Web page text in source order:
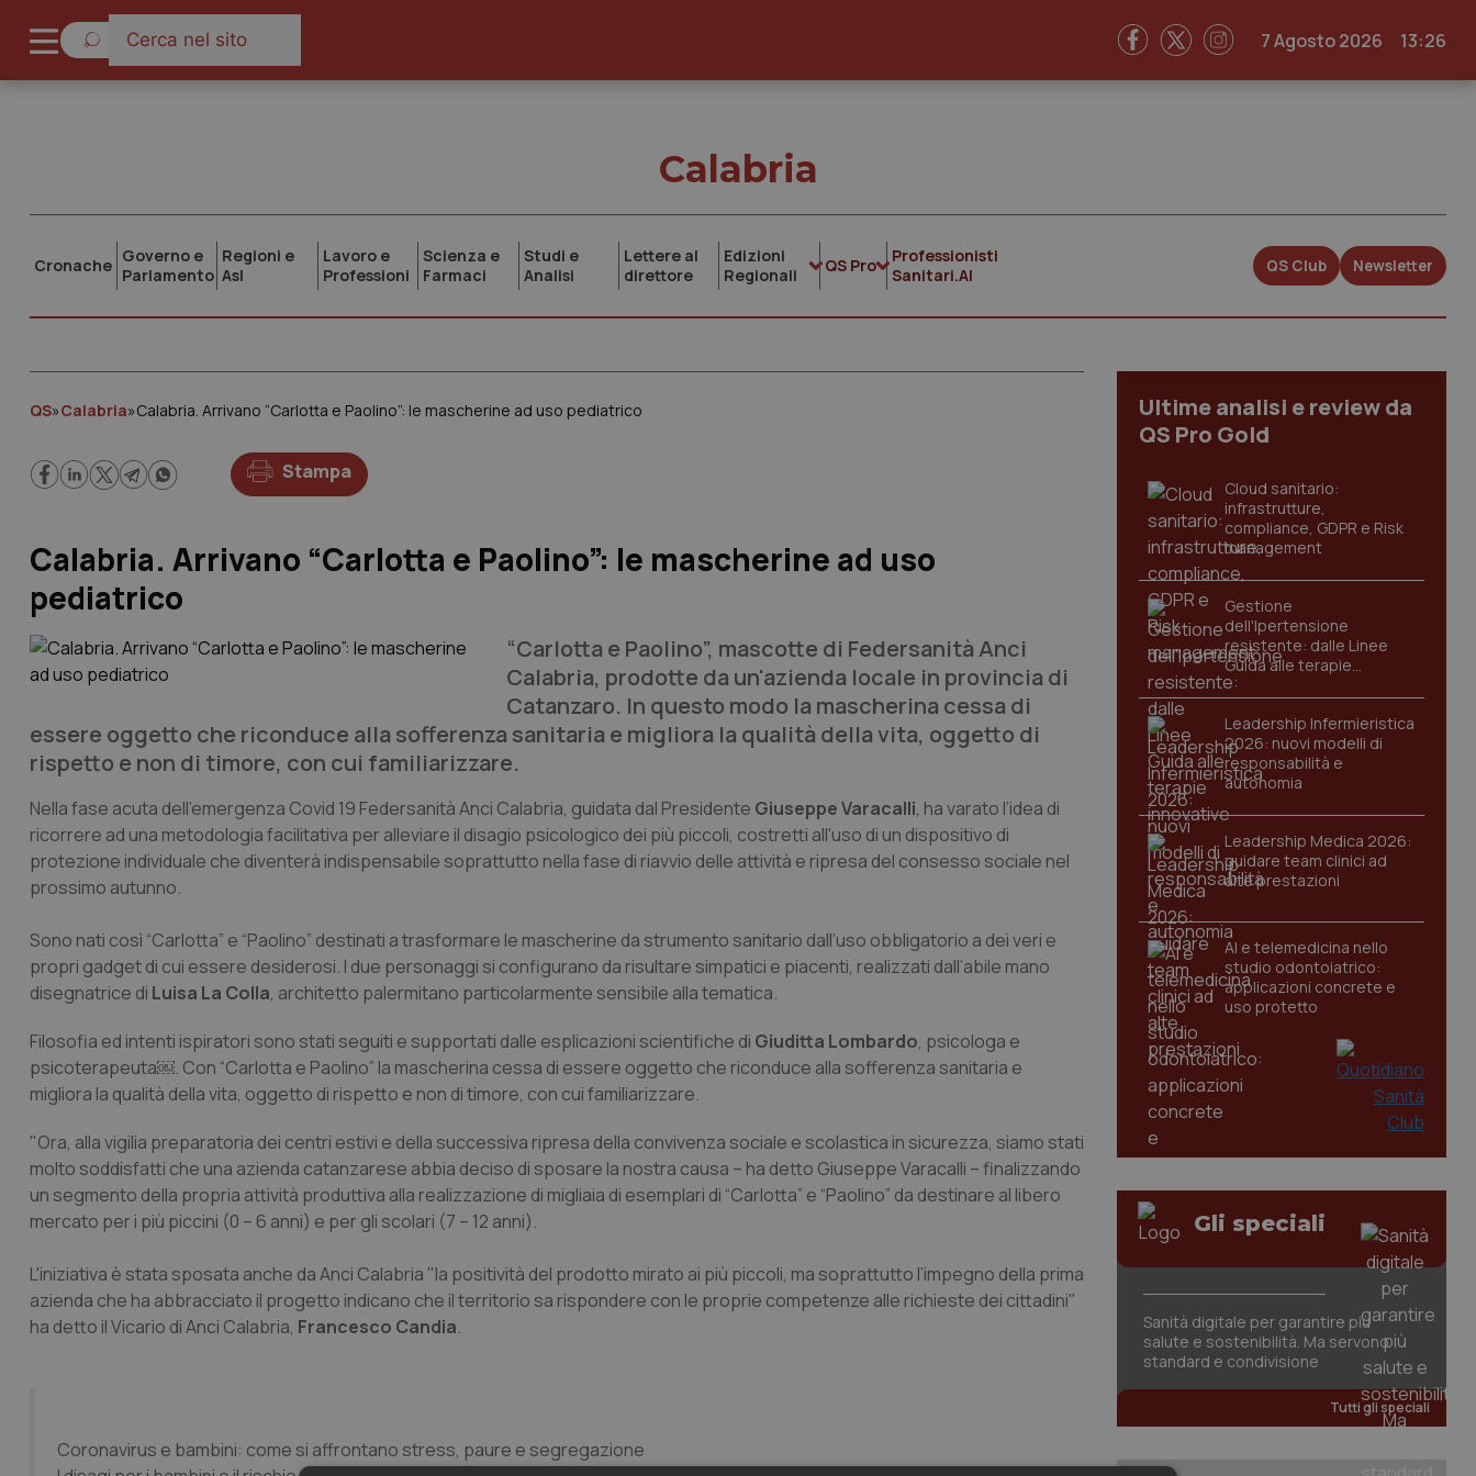
7 Agosto 2026 13:26
Calabria
Cronache Governo e
Parlamento
Regioni e
Asl
Lavoro e
Professioni
Scienza e
Farmaci
Studi e
Analisi
Lettere al
direttore
Edizioni
Regionali
QS Pro
Professionisti
Sanitari.AI
QS Club Newsletter
QS»Calabria»Calabria. Arrivano “Carlotta e Paolino”: le mascherine ad uso pediatrico
Stampa
Calabria. Arrivano “Carlotta e Paolino”: le mascherine ad uso
pediatrico
“Carlotta e Paolino”, mascotte di Federsanità Anci
Calabria, prodotte da un'azienda locale in provincia di
Catanzaro. In questo modo la mascherina cessa di
essere oggetto che riconduce alla sofferenza sanitaria e migliora la qualità della vita, oggetto di
rispetto e non di timore, con cui familiarizzare.
Nella fase acuta dell’emergenza Covid 19 Federsanità Anci Calabria, guidata dal Presidente Giuseppe Varacalli, ha varato l’idea di
ricorrere ad una metodologia facilitativa per alleviare il disagio psicologico dei più piccoli, costretti all'uso di un dispositivo di
protezione individuale che diventerà indispensabile soprattutto nella fase di riavvio delle attività e ripresa del consesso sociale nel
prossimo autunno.
Sono nati così “Carlotta” e “Paolino” destinati a trasformare le mascherine da strumento sanitario dall’uso obbligatorio a dei veri e
propri gadget di cui essere desiderosi. I due personaggi si configurano da risultare simpatici e piacenti, realizzati dall’abile mano
disegnatrice di Luisa La Colla, architetto palermitano particolarmente sensibile alla tematica.
Filosofia ed intenti ispiratori sono stati seguiti e supportati dalle esplicazioni scientifiche di Giuditta Lombardo, psicologa e
psicoterapeuta￼. Con “Carlotta e Paolino” la mascherina cessa di essere oggetto che riconduce alla sofferenza sanitaria e
migliora la qualità della vita, oggetto di rispetto e non di timore, con cui familiarizzare.
"Ora, alla vigilia preparatoria dei centri estivi e della successiva ripresa della convivenza sociale e scolastica in sicurezza, siamo stati
molto soddisfatti che una azienda catanzarese abbia deciso di sposare la nostra causa – ha detto Giuseppe Varacalli – finalizzando
un segmento della propria attività produttiva alla realizzazione di migliaia di esemplari di “Carlotta” e “Paolino” da destinare al libero
mercato per i più piccini (0 – 6 anni) e per gli scolari (7 – 12 anni).
L'iniziativa è stata sposata anche da Anci Calabria "la positività del prodotto mirato ai più piccoli, ma soprattutto l’impegno della prima
azienda che ha abbracciato il progetto indicano che il territorio sa rispondere con le proprie competenze alle richieste dei cittadini"
ha detto il Vicario di Anci Calabria, Francesco Candia.
Coronavirus e bambini: come si affrontano stress, paure e segregazione
Ultime analisi e review da
QS Pro Gold
Cloud sanitario:
infrastrutture,
compliance, GDPR e Risk
management
Gestione
dell'Ipertensione
resistente: dalle Linee
Guida alle terapie
innovative
Leadership Infermieristica
2026: nuovi modelli di
responsabilità e
autonomia
Leadership Medica 2026:
guidare team clinici ad
alte prestazioni
AI e telemedicina nello
studio odontoiatrico:
applicazioni concrete e
uso protetto
Gli speciali
Sanità digitale per garantire più
salute e sostenibilità. Ma servono
standard e condivisione
Tutti gli speciali